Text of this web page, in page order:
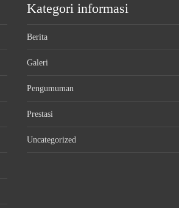
Kategori informasi
Berita
Galeri
Pengumuman
Prestasi
Uncategorized